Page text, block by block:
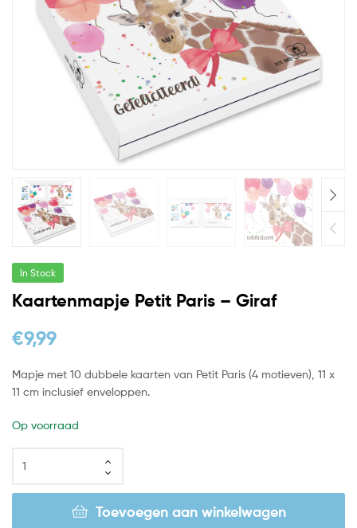
In Stock
Kaartenmapje Petit Paris – Giraf
€9,99
Mapje met 10 dubbele kaarten van Petit Paris (4 motieven), 11 x
11 cm inclusief enveloppen.
Op voorraad
Toevoegen aan winkelwagen